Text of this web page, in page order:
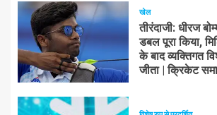
खेल
तीरंदाजी: धीरज
डबल पूरा किया,
के बाद व्यक्तिगत
जीता | क्रिकेट